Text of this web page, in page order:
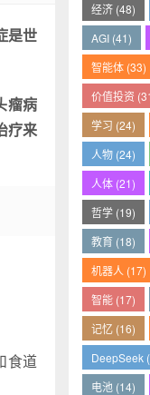
是世
瘤病
疗来
食道
经济 (48)
AGI (41)
智能体 (33)
价值投资
学习 (24)
人物 (24)
人体 (21)
哲学 (19)
教育 (18)
机器人 (17)
智能 (17)
记忆 (16)
DeepSeek
电池 (14)